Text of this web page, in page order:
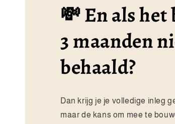
💸 En als
3 maanden
behaald?
Dan krijg je je volledige inleg
maar de kans om mee te